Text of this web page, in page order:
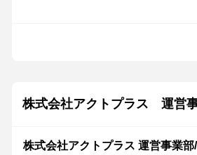
株式会社アクトプラス 運営
株式会社アクトプラス 運営事業